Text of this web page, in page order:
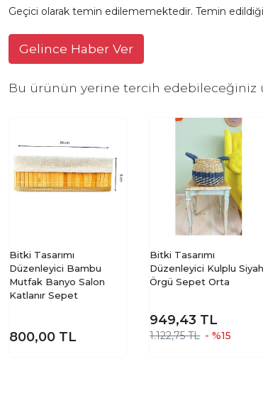
Geçici olarak temin edilememektedir. Temin
Gelince Haber Ver
Bu ürünün yerine tercih edebileceğiniz
Bitki Tasarımı
Düzenleyici Bambu
Mutfak Banyo Salon
Katlanır Sepet
800,00 TL
Bitki Tasarımı
Düzenleyici Kulplu Siyah
Örgü Sepet Orta
949,43 TL
1.122,75 TL - %15